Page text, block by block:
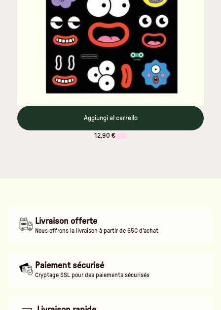
Aggiungi al carrello
12,90 €
Livraison offerte
Nous offrons la livraison à partir de 65€ d'achat
Paiement sécurisé
Cryptage SSL pour des paiements sécurisés